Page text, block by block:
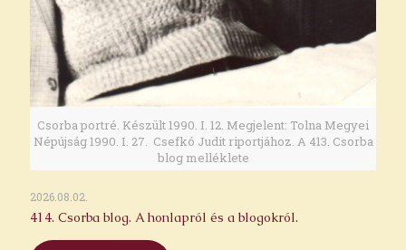
Csorba portré. Készült 1990. I. 12. Megjelent: Tolna Megyei
Népújság 1990. I. 27. Csefkó Judit riportjához. A 413. Csorba
blog melléklete
2026.08.02.
414. Csorba blog. A honlapról és a blogokról.